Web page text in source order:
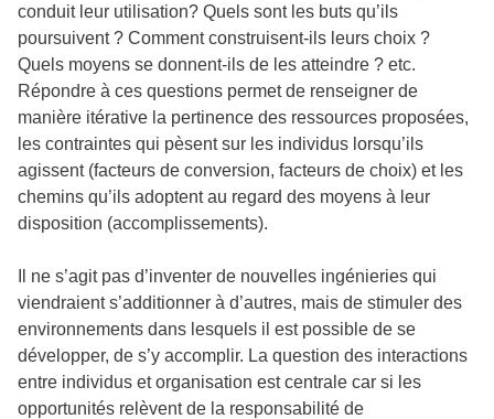
conduit leur utilisation? Quels sont les buts qu’ils
poursuivent ? Comment construisent-ils leurs choix ?
Quels moyens se donnent-ils de les atteindre ? etc.
Répondre à ces questions permet de renseigner de
manière itérative la pertinence des ressources proposées,
les contraintes qui pèsent sur les individus lorsqu’ils
agissent (facteurs de conversion, facteurs de choix) et les
chemins qu’ils adoptent au regard des moyens à leur
disposition (accomplissements).
Il ne s’agit pas d’inventer de nouvelles ingénieries qui
viendraient s’additionner à d’autres, mais de stimuler des
environnements dans lesquels il est possible de se
développer, de s’y accomplir. La question des interactions
entre individus et organisation est centrale car si les
opportunités relèvent de la responsabilité de